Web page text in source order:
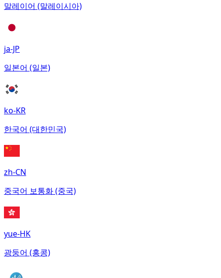
말레이어 (말레이시아)
ja-JP
일본어 (일본)
ko-KR
한국어 (대한민국)
zh-CN
중국어 보통화 (중국)
yue-HK
광둥어 (홍콩)